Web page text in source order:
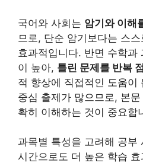
국어와 사회는 암기와 이해
므로, 단순 암기보다는 스
효과적입니다. 반면 수학과
이 높아, 틀린 문제를 반복
적 향상에 직접적인 도움이
중심 출제가 많으므로, 본
확히 이해하는 것이 중요합
과목별 특성을 고려해 공부
시간으로도 더 높은 학습